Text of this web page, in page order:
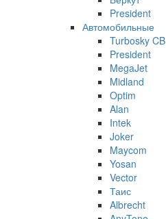
President
Автомобильные
Turbosky CB
President
MegaJet
Midland
Optim
Alan
Intek
Joker
Maycom
Yosan
Vector
Таис
Albrecht